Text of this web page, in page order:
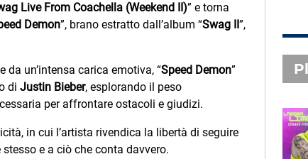
Live From Coachella (Weekend II)” e torna
Demon”, brano estratto dall’album “Swag II ”,
un’intensa carica emotiva, “Speed Demon”
di Justin Bieber, esplorando il peso
per affrontare ostacoli e giudizi.
in cui l’artista rivendica la libertà di seguire
e a ciò che conta davvero.
PLAYLIST NOVITÀ
STEFANO PITASI